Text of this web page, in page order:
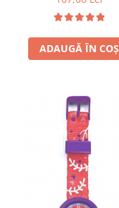
ADAUGĂ ÎN COȘ